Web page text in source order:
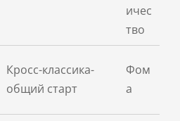
ичес
тво
Кросс-классика-
общий старт
Фом
а